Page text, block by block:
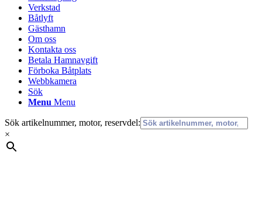
Verkstad
Båtlyft
Gästhamn
Om oss
Kontakta oss
Betala Hamnavgift
Förboka Båtplats
Webbkamera
Sök
Menu Menu
Sök artikelnummer, motor, reservdel:
×